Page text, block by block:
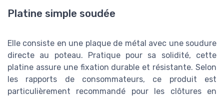
Platine simple soudée
Elle consiste en une plaque de métal avec une soudure
directe au poteau. Pratique pour sa solidité, cette
platine assure une fixation durable et résistante. Selon
les rapports de consommateurs, ce produit est
particulièrement recommandé pour les clôtures en